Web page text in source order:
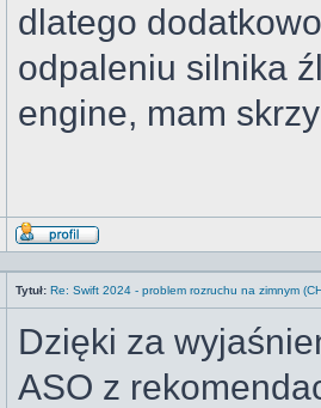
dlatego
odpaleniu silnika
engine, mam
Wyświetl
Tytuł: Re: Swift 2024 - problem rozruchu na zimnym
Dzięki za
ASO z